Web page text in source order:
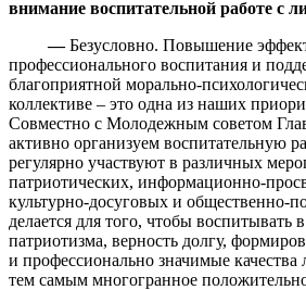
внимание воспитательной работе с
—Безусловно. Повышение
профессионального воспитания и
благоприятной морально-
коллективе – это одна из наших
Совместно с Молодежным советом
активно организуем воспитательную
регулярно участвуют в различных
патриотических, информационно-
культурно-досуговых и общественно-
делается для того, чтобы
патриотизма, верность долгу,
и профессионально значимые качества
тем самым многогранное